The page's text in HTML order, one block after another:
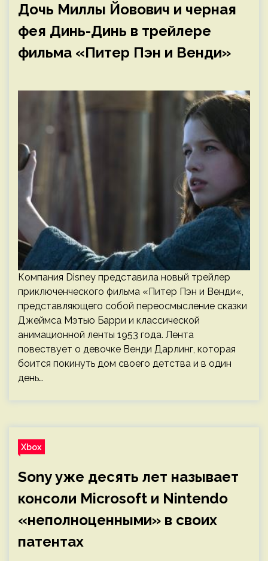
Дочь Миллы Йовович и черная
фея Динь-Динь в трейлере
фильма «Питер Пэн и Венди»
Компания Disney представила новый трейлер
приключенческого фильма «Питер Пэн и Венди«,
представляющего собой переосмысление сказки
Джеймса Мэтью Барри и классической
анимационной ленты 1953 года. Лента
повествует о девочке Венди Дарлинг, которая
боится покинуть дом своего детства и в один
день…
Xbox
Sony уже десять лет называет
консоли Microsoft и Nintendo
«неполноценными» в своих
патентах